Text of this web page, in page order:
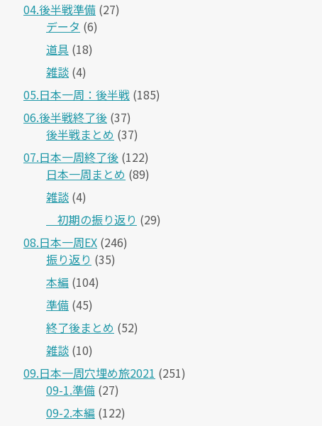
04.後半戦準備 (27)
データ (6)
道具 (18)
雑談 (4)
05.日本一周：後半戦 (185)
06.後半戦終了後 (37)
後半戦まとめ (37)
07.日本一周終了後 (122)
日本一周まとめ (89)
雑談 (4)
＿初期の振り返り (29)
08.日本一周EX (246)
振り返り (35)
本編 (104)
準備 (45)
終了後まとめ (52)
雑談 (10)
09.日本一周穴埋め旅2021 (251)
09-1.準備 (27)
09-2.本編 (122)